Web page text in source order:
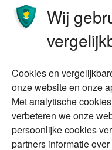
Ondernemen
Stoppen met
Wonen
Duurzaam
Vermogensplanning
Tweede huis in
buitenland
Wij
Cookies en
onze website en onze
Met analytische
verbeteren we onze
persoonlijke cookies
partners informatie